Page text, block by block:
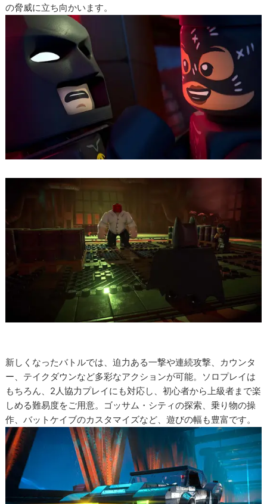
の脅威に立ち向かいます。
新しくなったバトルでは、迫力ある一撃や連続攻撃、カウンタ
ー、テイクダウンなど多彩なアクションが可能。ソロプレイは
もちろん、2人協力プレイにも対応し、初心者から上級者まで楽
しめる難易度をご用意。ゴッサム・シティの探索、乗り物の操
作、バットケイブのカスタマイズなど、遊びの幅も豊富です。